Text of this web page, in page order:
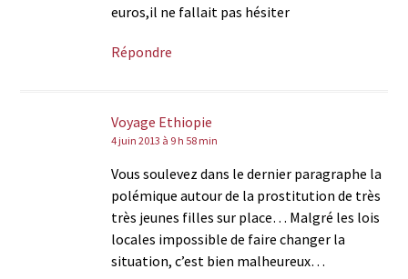
euros,il ne fallait pas hésiter
Répondre
Voyage Ethiopie
4 juin 2013 à 9 h 58 min
Vous soulevez dans le dernier paragraphe la
polémique autour de la prostitution de très
très jeunes filles sur place… Malgré les lois
locales impossible de faire changer la
situation, c’est bien malheureux…